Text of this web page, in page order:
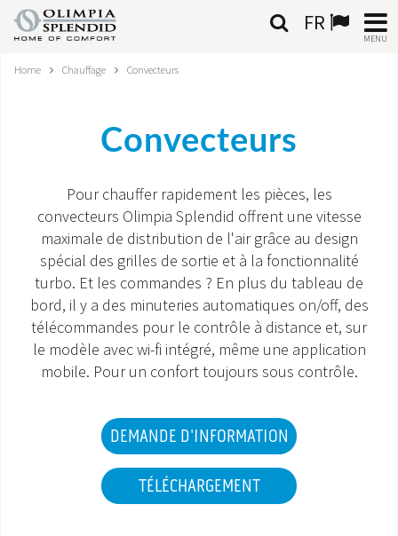
FR
MENU
FRANÇAIS
TRAITEMENT DE L'AIR
DOCUMENTATIONS
Home Chauffage Convecteurs
Convecteurs
Pour chauffer rapidement les pièces, les
convecteurs Olimpia Splendid offrent une vitesse
maximale de distribution de l'air grâce au design
spécial des grilles de sortie et à la fonctionnalité
turbo. Et les commandes ? En plus du tableau de
bord, il y a des minuteries automatiques on/off, des
télécommandes pour le contrôle à distance et, sur
le modèle avec wi-fi intégré, même une application
mobile. Pour un confort toujours sous contrôle.
DEMANDE D'INFORMATION
TÉLÉCHARGEMENT